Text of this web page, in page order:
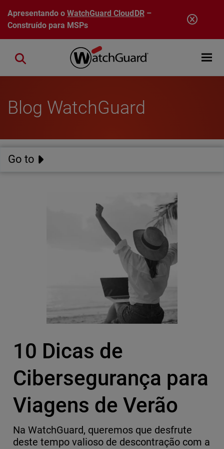
Pular para o conteúdo principal
Apresentando oWatchGuard CloudDR–
Construído para MSPs
Open
Close search
Blog WatchGuard
Go to
10 Dicas de
Cibersegurança para
Viagens de Verão
Na WatchGuard, queremos que desfrute
deste tempo valioso de descontração com a